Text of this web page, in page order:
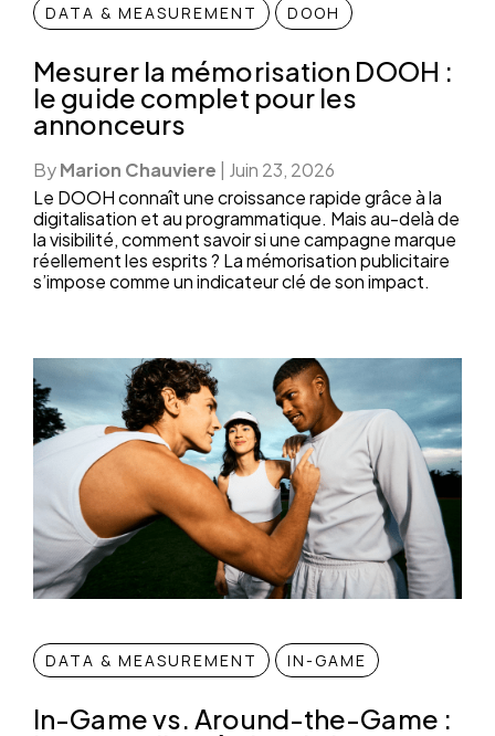
DATA & MEASUREMENT DOOH
Mesurer la mémorisation DOOH :
le guide complet pour les
annonceurs
ByMarion Chauviere
Juin 23, 2026
Le DOOH connaît une croissance rapide grâce à la
digitalisation et au programmatique. Mais au-delà de
la visibilité, comment savoir si une campagne marque
réellement les esprits ? La mémorisation publicitaire
s’impose comme un indicateur clé de son impact.
DATA & MEASUREMENT IN-GAME
In-Game vs. Around-the-Game :